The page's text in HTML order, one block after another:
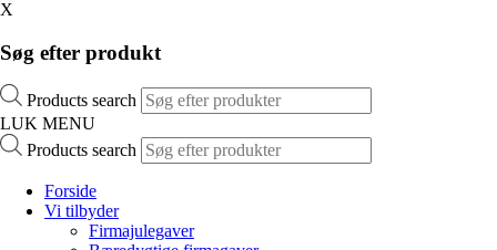
X
Søg efter produkt
Products search
LUK MENU
Products search
Forside
Vi tilbyder
Firmajulegaver